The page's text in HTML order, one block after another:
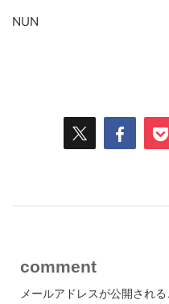
NUN
comment
メールアドレスが公開される